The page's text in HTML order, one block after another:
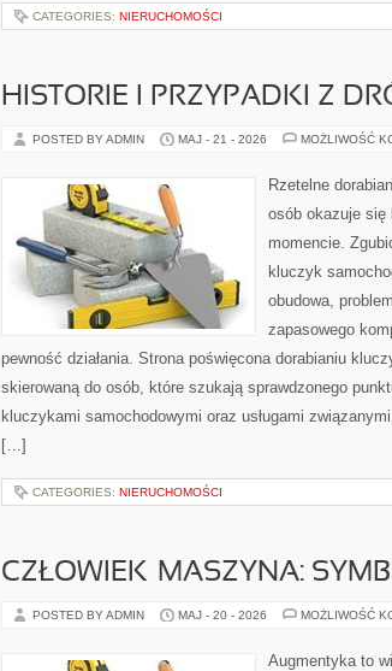
CATEGORIES: NIERUCHOMOŚCI
HISTORIE I PRZYPADKI Z
POSTED BY ADMIN MAJ - 21 - 2026 MOŻLIWOŚĆ
Rzetelne
osób okazuje się
momencie.
kluczyk
obudowa,
zapasowego
pewność działania. Strona poświęcona dorabianiu
skierowaną do osób, które szukają sprawdzonego
kluczykami samochodowymi oraz usługami
[…]
CATEGORIES: NIERUCHOMOŚCI
CZŁOWIEK–MASZYNA:
POSTED BY ADMIN MAJ - 20 - 2026 MOŻLIWOŚĆ
Augmentyka to